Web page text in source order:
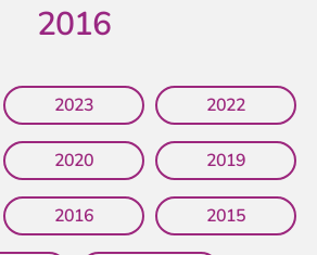
2016
2023 2022
2020 2019
2016 2015